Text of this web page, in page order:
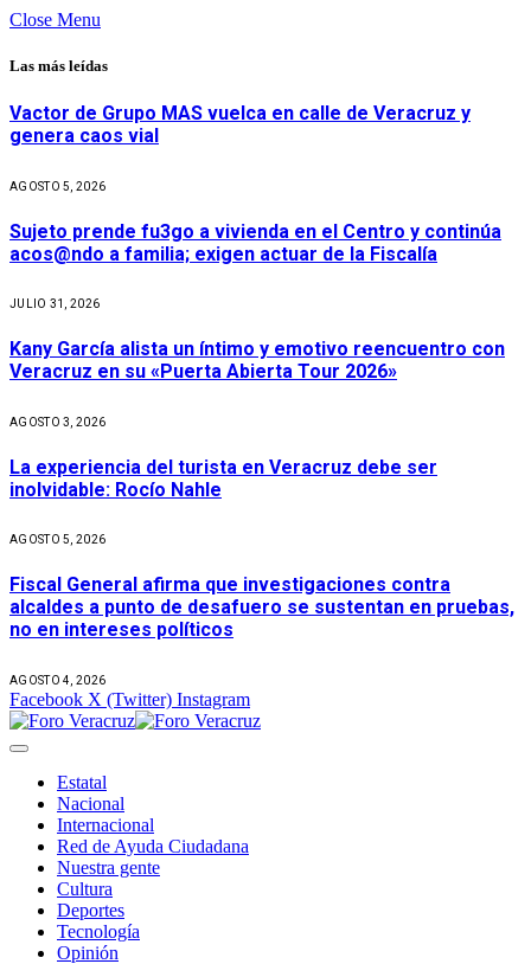
Close Menu
Las más leídas
Vactor de Grupo MAS vuelca en calle de Veracruz y
genera caos vial
AGOSTO 5, 2026
Sujeto prende fu3go a vivienda en el Centro y continúa
acos@ndo a familia; exigen actuar de la Fiscalía
JULIO 31, 2026
Kany García alista un íntimo y emotivo reencuentro con
Veracruz en su «Puerta Abierta Tour 2026»
AGOSTO 3, 2026
La experiencia del turista en Veracruz debe ser
inolvidable: Rocío Nahle
AGOSTO 5, 2026
Fiscal General afirma que investigaciones contra
alcaldes a punto de desafuero se sustentan en pruebas,
no en intereses políticos
AGOSTO 4, 2026
Facebook X (Twitter) Instagram
Estatal
Nacional
Internacional
Red de Ayuda Ciudadana
Nuestra gente
Cultura
Deportes
Tecnología
Opinión